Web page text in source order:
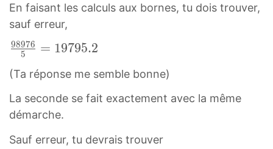
)
^
n
+
1
n
1
\
f
a
En faisant les calculs aux bornes, tu dois trouver,
sauf erreur,
9
9
7
6
=
5
98976 = 19795.2
(Ta réponse me semble bonne)
La seconde se fait exactement avec la même
démarche.
Sauf erreur, tu devrais trouver